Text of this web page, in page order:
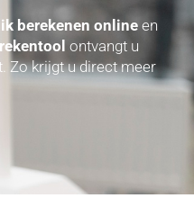
berekenen onlineen
ontvangt u
Zo krijgt u direct meer